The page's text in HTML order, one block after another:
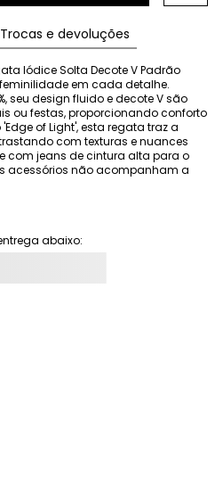
Trocas e devoluções
Iódice Solta Decote V Padrão
em cada detalhe.
seu design fluido e decote V são
ou festas, proporcionando conforto
of Light', esta regata traz a
com texturas e nuances
com jeans de cintura alta para o
acessórios não acompanham a
abaixo: